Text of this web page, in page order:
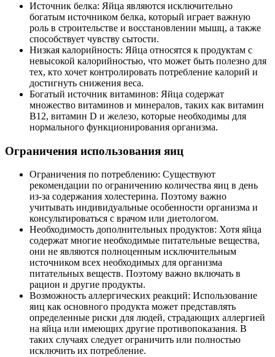
Источник белка: Яйца являются исключительно
богатым источником белка, который играет важную
роль в строительстве и восстановлении мышц, а также
способствует чувству сытости.
Низкая калорийность: Яйца относятся к продуктам с
невысокой калорийностью, что может быть полезно для
тех, кто хочет контролировать потребление калорий и
достигнуть снижения веса.
Богатый источник витаминов: Яйца содержат
множество витаминов и минералов, таких как витамин
В12, витамин D и железо, которые необходимы для
нормального функционирования организма.
Ограничения использования яиц
Ограничения по потреблению: Существуют
рекомендации по ограничению количества яиц в день
из-за содержания холестерина. Поэтому важно
учитывать индивидуальные особенности организма и
консультироваться с врачом или диетологом.
Необходимость дополнительных продуктов: Хотя яйца
содержат многие необходимые питательные вещества,
они не являются полноценным исключительным
источником всех необходимых для организма
питательных веществ. Поэтому важно включать в
рацион и другие продукты.
Возможность аллергических реакций: Использование
яиц как основного продукта может представлять
определенные риски для людей, страдающих аллергией
на яйца или имеющих другие противопоказания. В
таких случаях следует ограничить или полностью
исключить их потребление.